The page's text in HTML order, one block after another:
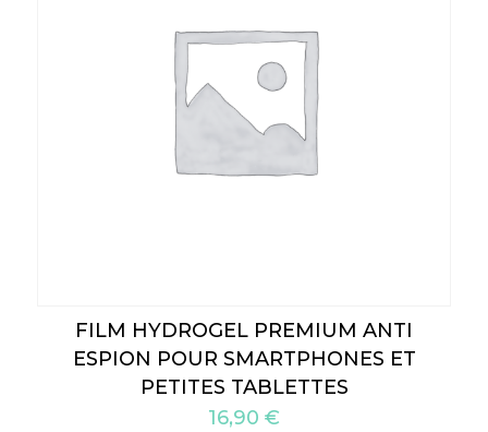
FILM HYDROGEL PREMIUM ANTI
ESPION POUR SMARTPHONES ET
PETITES TABLETTES
16,90 €